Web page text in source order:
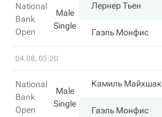
National
Bank
Open
Male
Single
Лернер Тьен
Гаэль Монфис
04.08, 05:20
National
Bank
Open
Male
Single
Камиль Майхшак
Гаэль Монфис